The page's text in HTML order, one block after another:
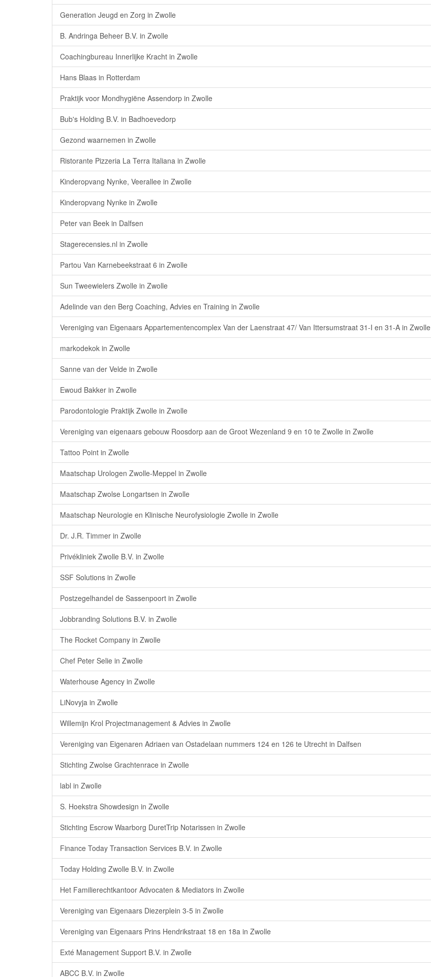
Generation Jeugd en Zorg in Zwolle
B. Andringa Beheer B.V. in Zwolle
Coachingbureau Innerlijke Kracht in Zwolle
Hans Blaas in Rotterdam
Praktijk voor Mondhygiëne Assendorp in Zwolle
Bub's Holding B.V. in Badhoevedorp
Gezond waarnemen in Zwolle
Ristorante Pizzeria La Terra Italiana in Zwolle
Kinderopvang Nynke, Veerallee in Zwolle
Kinderopvang Nynke in Zwolle
Peter van Beek in Dalfsen
Stagerecensies.nl in Zwolle
Partou Van Karnebeekstraat 6 in Zwolle
Sun Tweewielers Zwolle in Zwolle
Adelinde van den Berg Coaching, Advies en Training in Zwolle
Vereniging van Eigenaars Appartementencomplex Van der Laenstraat 47/ Van Ittersumstraat 31-I en 31-A in Zwolle
markodekok in Zwolle
Sanne van der Velde in Zwolle
Ewoud Bakker in Zwolle
Parodontologie Praktijk Zwolle in Zwolle
Vereniging van eigenaars gebouw Roosdorp aan de Groot Wezenland 9 en 10 te Zwolle in Zwolle
Tattoo Point in Zwolle
Maatschap Urologen Zwolle-Meppel in Zwolle
Maatschap Zwolse Longartsen in Zwolle
Maatschap Neurologie en Klinische Neurofysiologie Zwolle in Zwolle
Dr. J.R. Timmer in Zwolle
Privékliniek Zwolle B.V. in Zwolle
SSF Solutions in Zwolle
Postzegelhandel de Sassenpoort in Zwolle
Jobbranding Solutions B.V. in Zwolle
The Rocket Company in Zwolle
Chef Peter Selie in Zwolle
Waterhouse Agency in Zwolle
LiNovyja in Zwolle
Willemijn Krol Projectmanagement & Advies in Zwolle
Vereniging van Eigenaren Adriaen van Ostadelaan nummers 124 en 126 te Utrecht in Dalfsen
Stichting Zwolse Grachtenrace in Zwolle
labl in Zwolle
S. Hoekstra Showdesign in Zwolle
Stichting Escrow Waarborg DuretTrip Notarissen in Zwolle
Finance Today Transaction Services B.V. in Zwolle
Today Holding Zwolle B.V. in Zwolle
Het Familierechtkantoor Advocaten & Mediators in Zwolle
Vereniging van Eigenaars Diezerplein 3-5 in Zwolle
Vereniging van Eigenaars Prins Hendrikstraat 18 en 18a in Zwolle
Exté Management Support B.V. in Zwolle
ABCC B.V. in Zwolle